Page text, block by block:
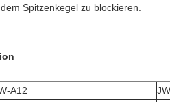
Spitzenkegel zu blockieren.
A12